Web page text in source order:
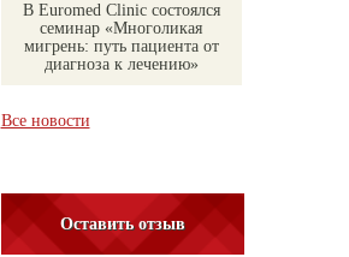
В Euromed Clinic состоялся
семинар «Многоликая
мигрень: путь пациента от
диагноза к лечению»
Все новости
Оставить отзыв